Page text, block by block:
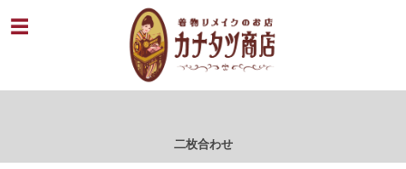
二枚合わせ